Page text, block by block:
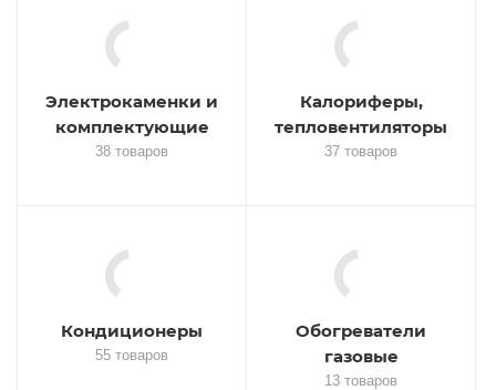
Электрокаменки и
комплектующие
38 товаров
Калориферы,
тепловентиляторы
37 товаров
Кондиционеры
55 товаров
Обогреватели
газовые
13 товаров